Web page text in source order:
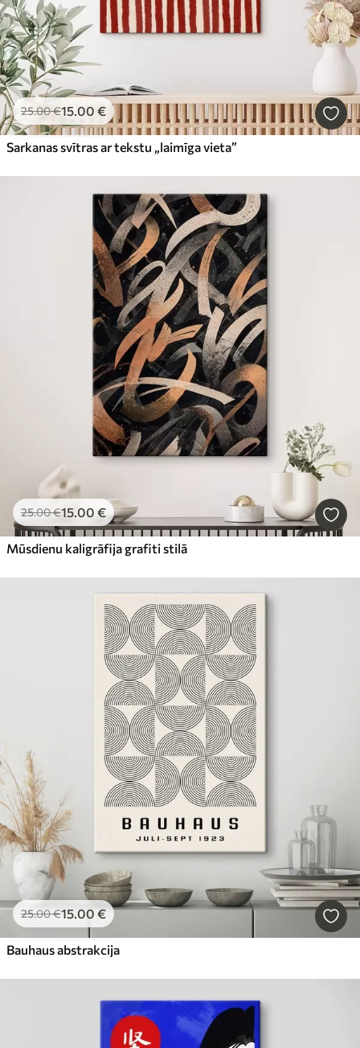
25.00€15.00 €
Sarkanas svītras ar tekstu „laimīga vieta”
25.00€15.00 €
Mūsdienu kaligrāfija grafiti stilā
25.00€15.00 €
Bauhaus abstrakcija